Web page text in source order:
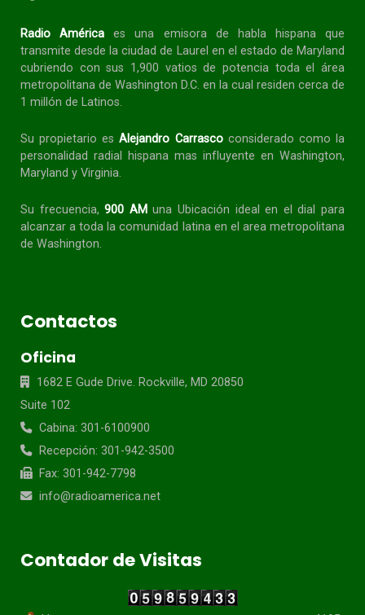
Radio América es una emisora de habla hispanaque
transmite desde la ciudad de Laurel en el estado de Maryland
cubriendo con sus 1,900 vatios de potencia toda el área
metropolitana de Washington D.C. en la cual residen cerca de
1 millón de Latinos.
Su propietario esAlejandro Carrascoconsiderado como la
personalidad radial
hispana mas influyente en Washington,
Maryland y Virginia.
Su frecuencia, 900 AM una Ubicación ideal en el dial para
alcanzar a toda lacomunidad latina en el area metropolitana
de Washington.
Contactos
Oficina
1682 E Gude Drive. Rockville, MD 20850
Suite 102
Cabina: 301-6100900
Recepción: 301-942-3500
Fax: 301-942-7798
info@radioamerica.net
Contador de Visitas